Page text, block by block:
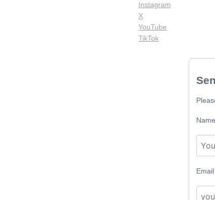
Instagram
X
YouTube
TikTok
Name
Email